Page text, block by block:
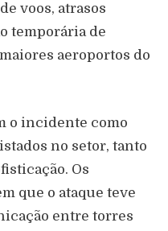
voos, atrasos
temporária de
aeroportos do
o incidente como
no setor, tanto
Os
que o ataque teve
entre torres